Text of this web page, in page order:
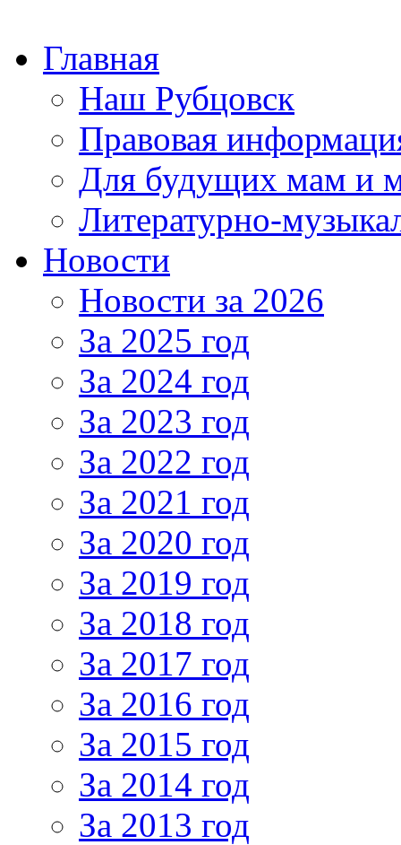
Главная
Наш Рубцовск
Правовая
Для будущих мам и
Литературно-
Новости
Новости за 2026
За 2025 год
За 2024 год
За 2023 год
За 2022 год
За 2021 год
За 2020 год
За 2019 год
За 2018 год
За 2017 год
За 2016 год
За 2015 год
За 2014 год
За 2013 год